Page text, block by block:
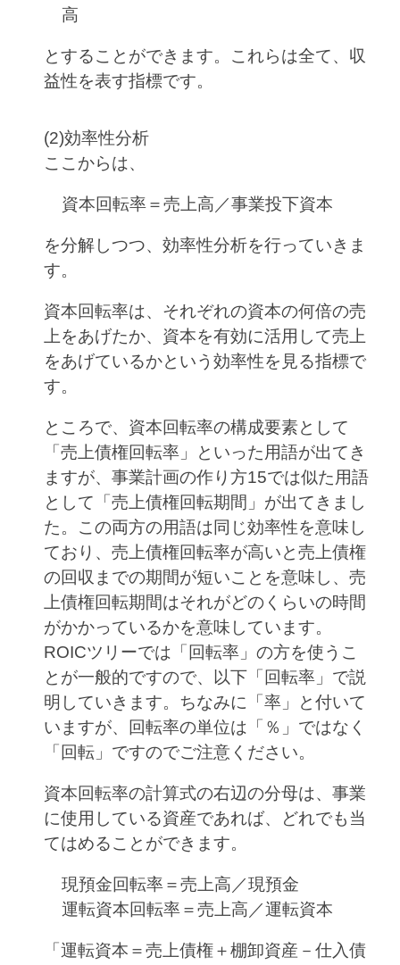
高
とすることができます。これらは全て、収
益性を表す指標です。
(2)効率性分析
ここからは、
資本回転率＝売上高／事業投下資本
を分解しつつ、効率性分析を行っていきま
す。
資本回転率は、それぞれの資本の何倍の売
上をあげたか、資本を有効に活用して売上
をあげているかという効率性を見る指標で
す。
ところで、資本回転率の構成要素として
「売上債権回転率」といった用語が出てき
ますが、事業計画の作り方15では似た用語
として「売上債権回転期間」が出てきまし
た。この両方の用語は同じ効率性を意味し
ており、売上債権回転率が高いと売上債権
の回収までの期間が短いことを意味し、売
上債権回転期間はそれがどのくらいの時間
がかかっているかを意味しています。
ROICツリーでは「回転率」の方を使うこ
とが一般的ですので、以下「回転率」で説
明していきます。ちなみに「率」と付いて
いますが、回転率の単位は「％」ではなく
「回転」ですのでご注意ください。
資本回転率の計算式の右辺の分母は、事業
に使用している資産であれば、どれでも当
てはめることができます。
現預金回転率＝売上高／現預金
運転資本回転率＝売上高／運転資本
「運転資本＝売上債権＋棚卸資産－仕入債